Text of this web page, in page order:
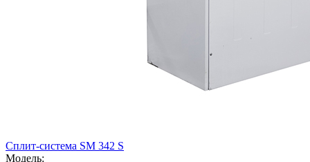
Сплит-система SM 342 S
Модель: